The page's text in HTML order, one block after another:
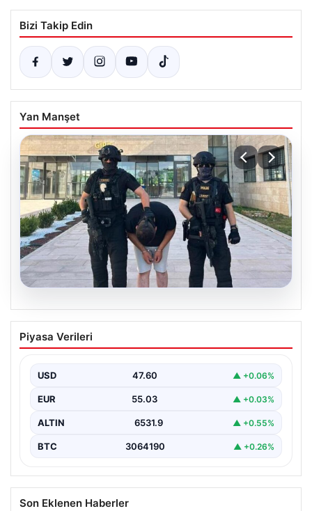
Bizi Takip Edin
Yan Manşet
04.08.2026
FETÖ’cü Burkay Karatepe ile İlişkili
Şüphelinin İfadesi Gün yüzüne Çıktı:
15 Temmuz darbe girişiminde önemli bir rolü olan ve
Piyasa Verileri
USD 47.60 ▲ +0.06%
EUR 55.03 ▲ +0.03%
ALTIN 6531.9 ▲ +0.55%
BTC 3064190 ▲ +0.26%
Son Eklenen Haberler